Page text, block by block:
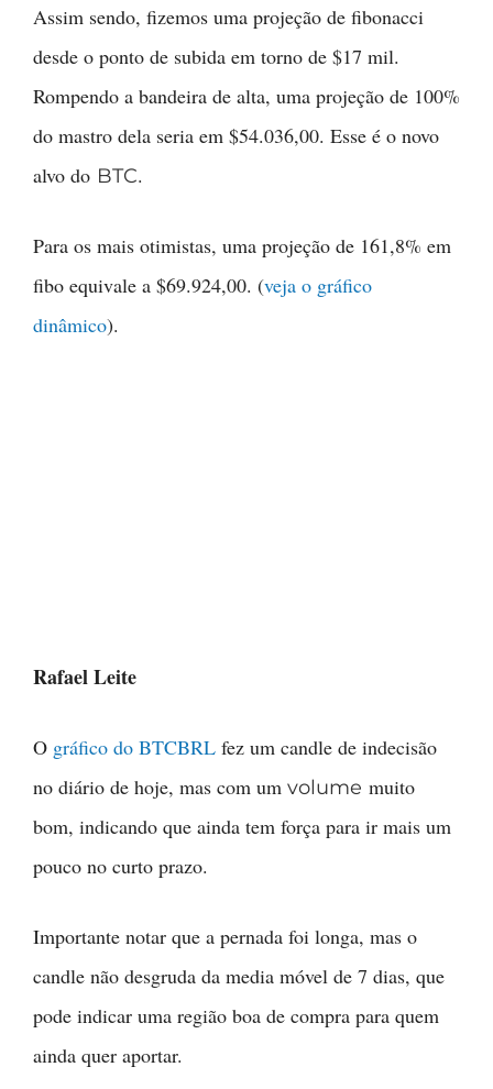
Assim sendo, fizemos uma projeção de fibonacci
desde o ponto de subida em torno de $17 mil.
Rompendo a bandeira de alta, uma projeção de 100%
do mastro dela seria em $54.036,00. Esse é o novo
alvo do BTC.
Para os mais otimistas, uma projeção de 161,8% em
fibo equivale a $69.924,00. (veja o gráfico
dinâmico).
Rafael Leite
O gráfico do BTCBRL fez um candle de indecisão
no diário de hoje, mas com um volume muito
bom, indicando que ainda tem força para ir mais um
pouco no curto prazo.
Importante notar que a pernada foi longa, mas o
candle não desgruda da media móvel de 7 dias, que
pode indicar uma região boa de compra para quem
ainda quer aportar.